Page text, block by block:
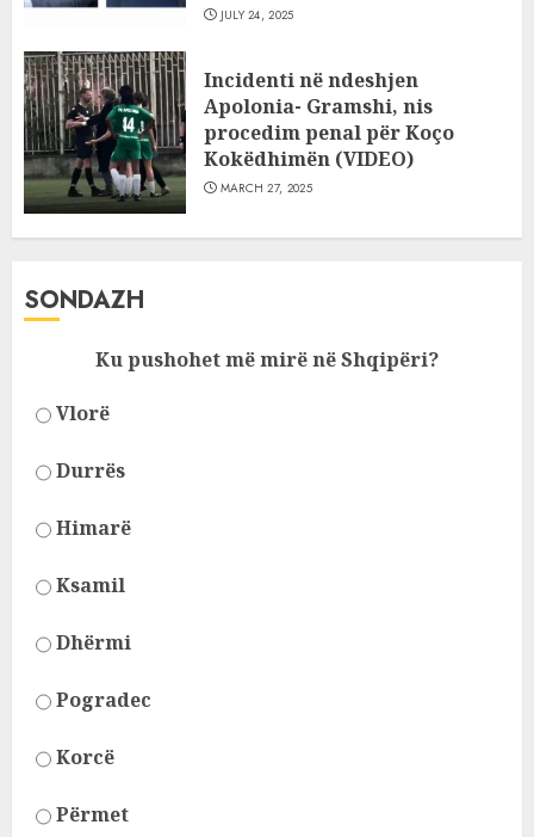
JULY 24, 2025
Incidenti në ndeshjen
Apolonia- Gramshi, nis
procedim penal për Koço
Kokëdhimën (VIDEO)
MARCH 27, 2025
SONDAZH
Ku pushohet më mirë në Shqipëri?
Vlorë
Durrës
Himarë
Ksamil
Dhërmi
Pogradec
Korcë
Përmet